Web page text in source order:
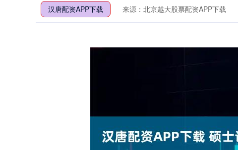
汉唐配资APP下载 来源：北京越大股票配资APP下载